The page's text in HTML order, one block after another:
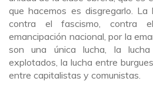
que hacemos es disgregarlo. La
contra el fascismo, contra
emancipación nacional, por la
son una única lucha, la
explotados, la lucha entre
entre capitalistas y comunistas.